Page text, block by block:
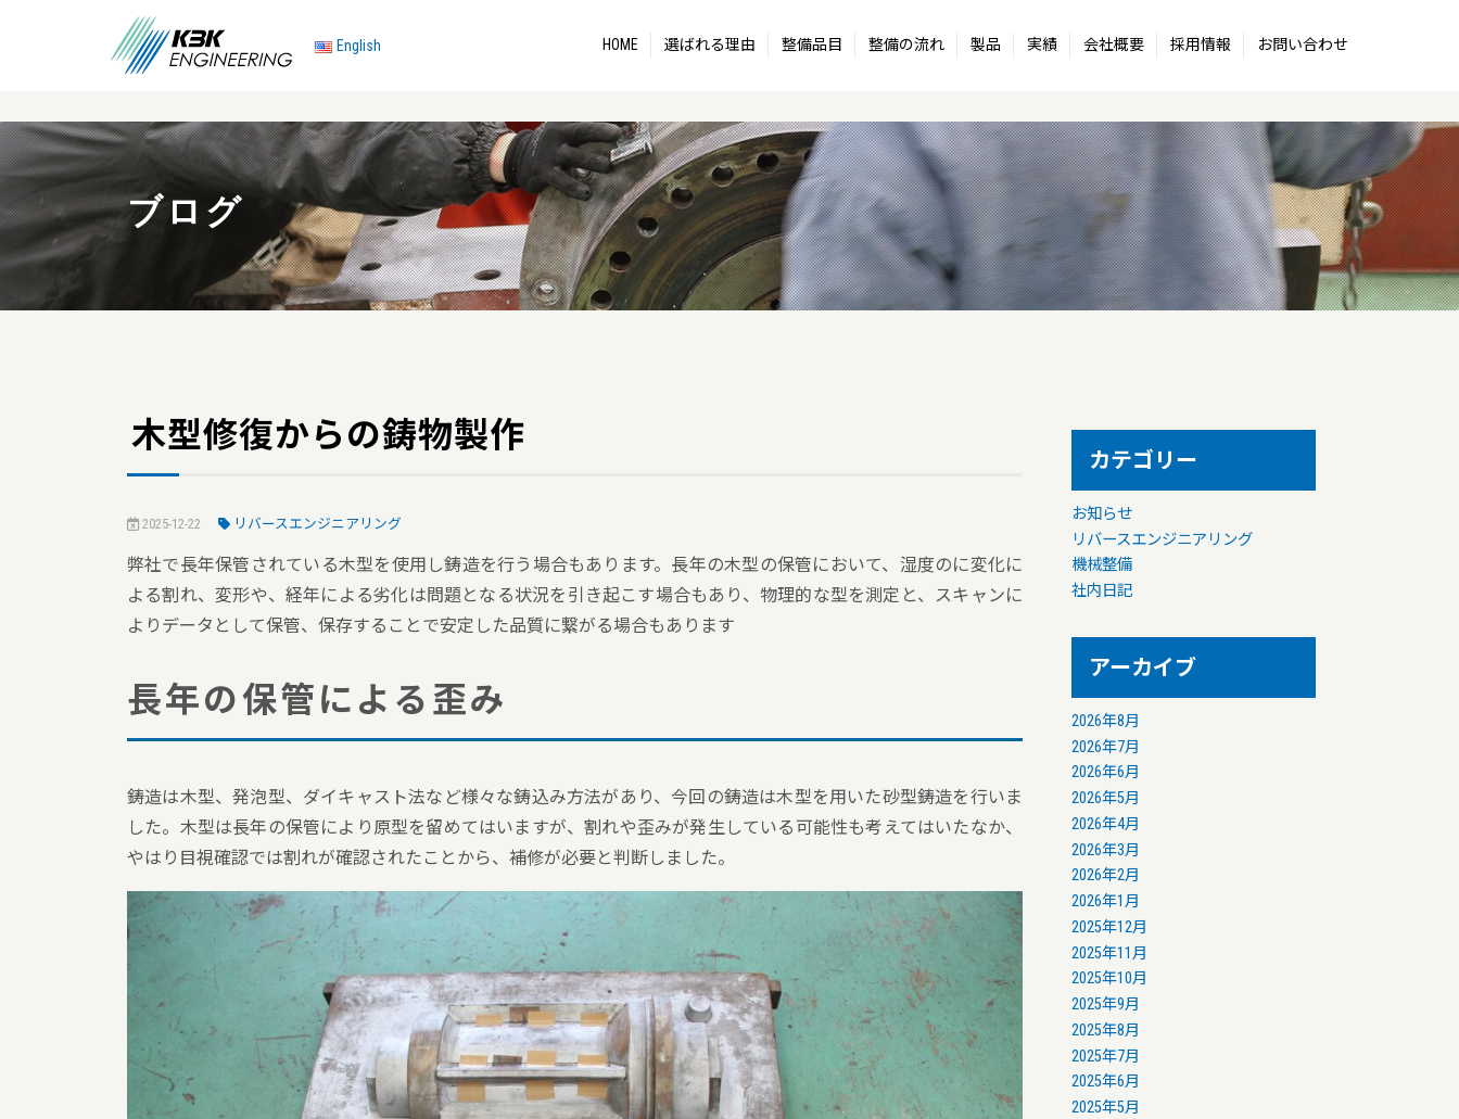
English HOME 選ばれる理由 整備品目 整備の流れ 製品 実績 会社概要 採用情報 お問い合わせ
ブログ
木型修復からの鋳物製作
2025-12-22 リバースエンジニアリング
弊社で長年保管されている木型を使用し鋳造を行う場合もあります。長年の木型の保管において、湿度のに変化に
よる割れ、変形や、経年による劣化は問題となる状況を引き起こす場合もあり、物理的な型を測定と、スキャンに
よりデータとして保管、保存することで安定した品質に繋がる場合もあります
長年の保管による歪み
鋳造は木型、発泡型、ダイキャスト法など様々な鋳込み方法があり、今回の鋳造は木型を用いた砂型鋳造を行いま
した。木型は長年の保管により原型を留めてはいますが、割れや歪みが発生している可能性も考えてはいたなか、
やはり目視確認では割れが確認されたことから、補修が必要と判断しました。
カテゴリー
お知らせ
リバースエンジニアリング
機械整備
社内日記
アーカイブ
2026年8月
2026年7月
2026年6月
2026年5月
2026年4月
2026年3月
2026年2月
2026年1月
2025年12月
2025年11月
2025年10月
2025年9月
2025年8月
2025年7月
2025年6月
2025年5月